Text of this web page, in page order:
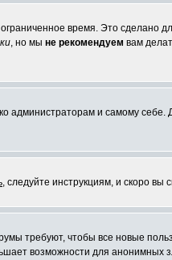
время. Это сделано
, но мы не рекомендуем вам
администраторам и самому себе.
, следуйте инструкциям, и скоро
требуют, чтобы все новые
возможности для анонимных